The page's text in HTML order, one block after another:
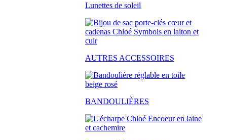
Lunettes de soleil
AUTRES ACCESSOIRES
BANDOULIÈRES